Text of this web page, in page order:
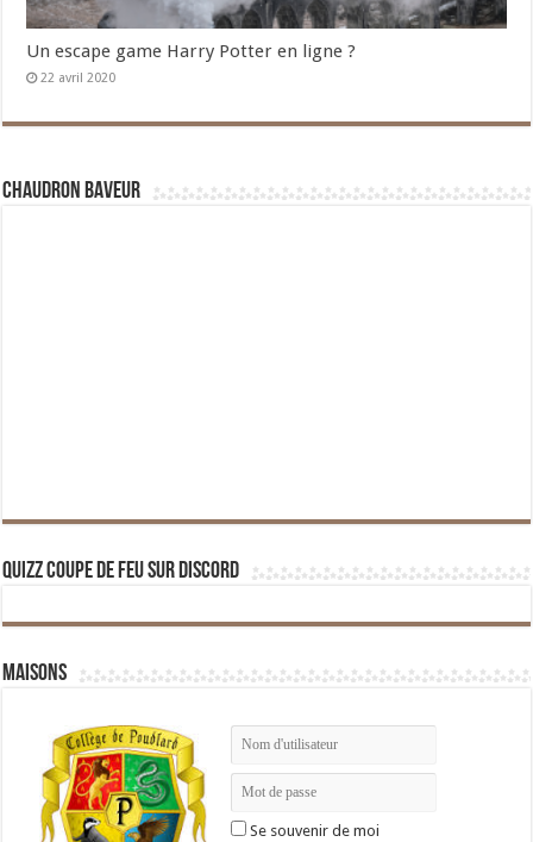
Un escape game Harry Potter en ligne ?
22 avril 2020
Chaudron Baveur
Quizz Coupe de Feu sur Discord
Maisons
Se souvenir de moi